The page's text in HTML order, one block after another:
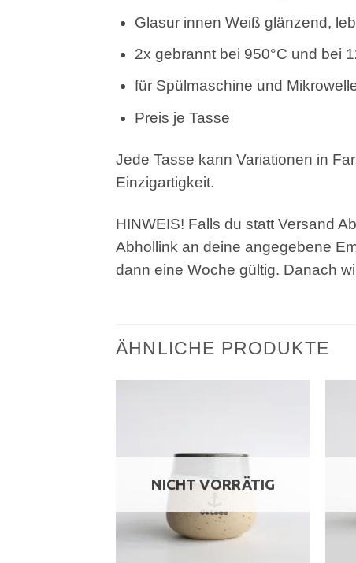
Glasur innen Weiß glänzend,
2x gebrannt bei 950°C und bei
für Spülmaschine und
Preis je Tasse
Jede Tasse kann Variationen in
Einzigartigkeit.
HINWEIS! Falls du statt Versand
Abhollink an deine angegebene
dann eine Woche gültig. Danach
ÄHNLICHE PRODUKTE
NICHT VORRÄTIG